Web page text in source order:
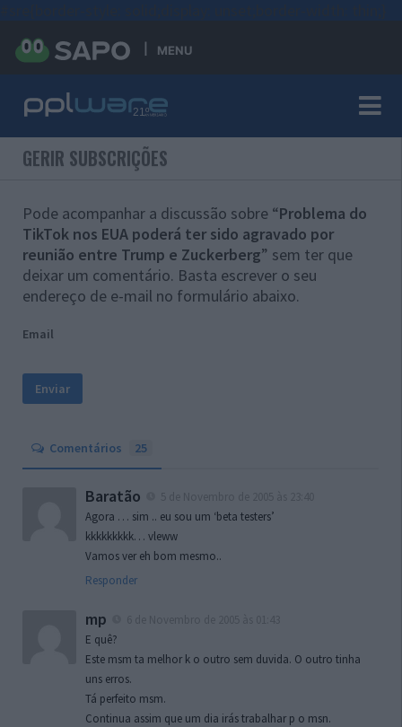
MENU
GERIR SUBSCRIÇÕES
Pode acompanhar a discussão sobre “Problema do
TikTok nos EUA poderá ter sido agravado por
reunião entre Trump e Zuckerberg” sem ter que
deixar um comentário. Basta escrever o seu
endereço de e-mail no formulário abaixo.
Email
Comentários 25
Baratão
Agora … sim .. eu sou um ‘beta testers’
kkkkkkkkk… vleww
Vamos ver eh bom mesmo..
Responder
mp
E quê?
Este msm ta melhor k o outro sem duvida. O outro tinha
uns erros.
Tá perfeito msm.
Continua assim que um dia irás trabalhar p o msn.